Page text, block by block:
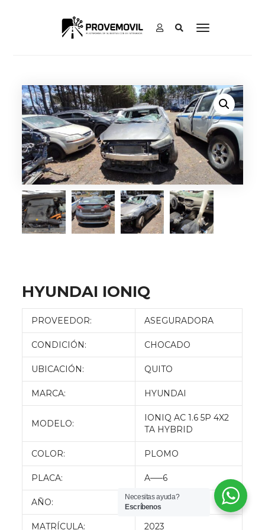
HYUNDAI IONIQ
PROVEEDOR: ASEGURADORA
CONDICIÓN: CHOCADO
UBICACIÓN: QUITO
MARCA: HYUNDAI
MODELO:
IONIQ AC 1.6 5P 4X2
TA HYBRID
COLOR: PLOMO
PLACA: A—–6
AÑO: 2017
MATRÍCULA: 2023
Necesitas ayuda?
Escríbenos